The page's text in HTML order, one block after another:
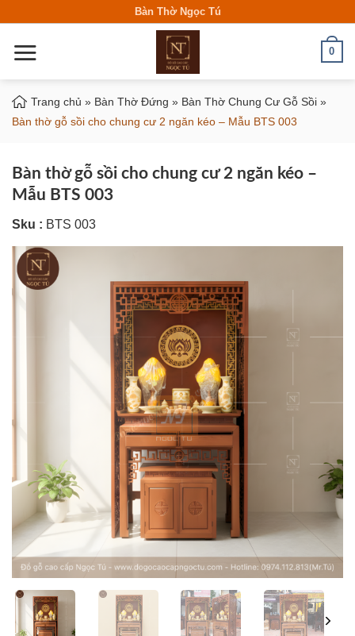
content
Bàn Thờ Ngọc Tú
0
Trang chủ » Bàn Thờ Đứng » Bàn Thờ Chung Cư Gỗ Sồi »
Bàn thờ gỗ sồi cho chung cư 2 ngăn kéo – Mẫu BTS 003
Bàn thờ gỗ sồi cho chung cư 2 ngăn kéo –
Mẫu BTS 003
Sku : BTS 003